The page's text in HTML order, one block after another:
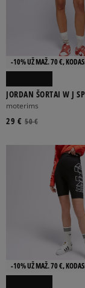
-10% UŽ MAŽ. 70 €,
JORDAN ŠORTAI W J
SHORT
moterims
50 €
29 €
-10% UŽ MAŽ. 70 €,